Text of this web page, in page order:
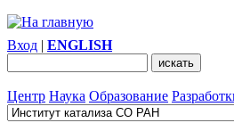
Вход | ENGLISH
Центр Наука Образование